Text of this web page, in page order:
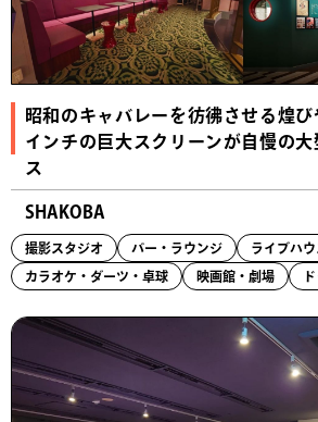
昭和のキャバレーを彷彿させる煌
インチの巨大スクリーンが自慢の
ス
SHAKOBA
撮影スタジオ バー・ラウンジ ライブハ
カラオケ・ダーツ・卓球 映画館・劇場